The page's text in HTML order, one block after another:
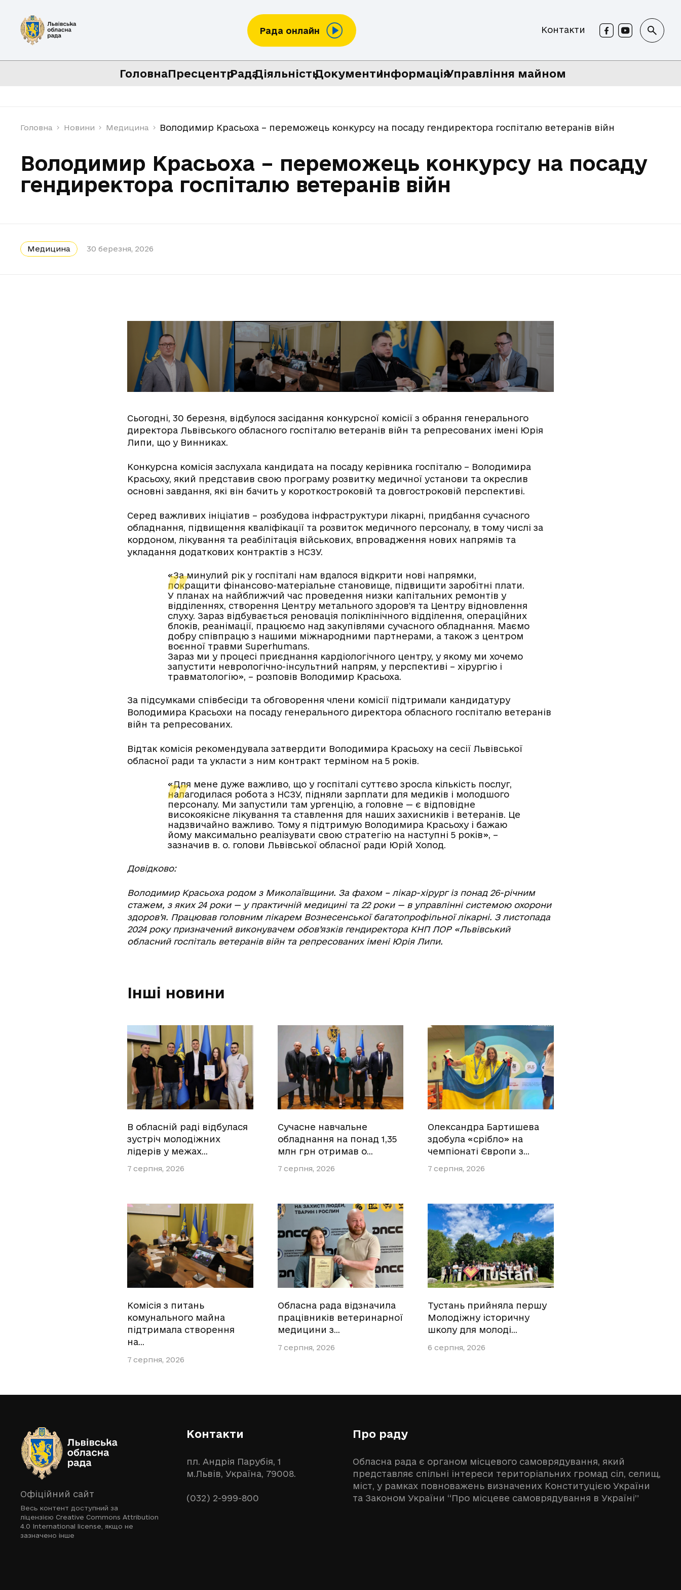
Рада онлайн Контакти
ГоловнаПресцентрРадаДіяльністьДокументиІнформаціяУправління майном
Головна Новини Медицина Володимир Красьоха – переможець конкурсу на посаду гендиректора госпіталю ветеранів війн
Володимир Красьоха – переможець конкурсу на посаду
гендиректора госпіталю ветеранів війн
Медицина 30 березня, 2026
Сьогодні, 30 березня, відбулося засідання конкурсної комісії з обрання генерального
директора Львівського обласного госпіталю ветеранів війн та репресованих імені Юрія
Липи, що у Винниках.
Конкурсна комісія заслухала кандидата на посаду керівника госпіталю – Володимира
Красьоху, який представив свою програму розвитку медичної установи та окреслив
основні завдання, які він бачить у короткостроковій та довгостроковій перспективі.
Серед важливих ініціатив – розбудова інфраструктури лікарні, придбання сучасного
обладнання, підвищення кваліфікації та розвиток медичного персоналу, в тому числі за
кордоном, лікування та реабілітація військових, впровадження нових напрямів та
укладання додаткових контрактів з НСЗУ.
«За минулий рік у госпіталі нам вдалося відкрити нові напрямки,
покращити фінансово-матеріальне становище, підвищити заробітні плати.
У планах на найближчий час проведення низки капітальних ремонтів у
відділеннях, створення Центру метального здоров’я та Центру відновлення
слуху. Зараз відбувається реновація поліклінічного відділення, операційних
блоків, реанімації, працюємо над закупівлями сучасного обладнання. Маємо
добру співпрацю з нашими міжнародними партнерами, а також з центром
воєнної травми Superhumans.
Зараз ми у процесі приєднання кардіологічного центру, у якому ми хочемо
запустити неврологічно-інсультний напрям, у перспективі – хірургію і
травматологію», – розповів Володимир Красьоха.
За підсумками співбесіди та обговорення члени комісії підтримали кандидатуру
Володимира Красьохи на посаду генерального директора обласного госпіталю ветеранів
війн та репресованих.
Відтак комісія рекомендувала затвердити Володимира Красьоху на сесії Львівської
обласної ради та укласти з ним контракт терміном на 5 років.
«Для мене дуже важливо, що у госпіталі суттєво зросла кількість послуг,
налагодилася робота з НСЗУ, підняли зарплати для медиків і молодшого
персоналу. Ми запустили там ургенцію, а головне — є відповідне
високоякісне лікування та ставлення для наших захисників і ветеранів. Це
надзвичайно важливо. Тому я підтримую Володимира Красьоху і бажаю
йому максимально реалізувати свою стратегію на наступні 5 років», –
зазначив в. о. голови Львівської обласної ради Юрій Холод.
Довідково:
Володимир Красьоха родом з Миколаївщини. За фахом – лікар-хірург із понад 26-річним
стажем, з яких 24 роки — у практичній медицині та 22 роки — в управлінні системою охорони
здоров’я. Працював головним лікарем Вознесенської багатопрофільної лікарні. З листопада
2024 року призначений виконувачем обов’язків гендиректора КНП ЛОР «Львівський
обласний госпіталь ветеранів війн та репресованих імені Юрія Липи.
Інші новини
В обласній раді відбулася
зустріч молодіжних
лідерів у межах…
7 серпня, 2026
Сучасне навчальне
обладнання на понад 1,35
млн грн отримав о…
7 серпня, 2026
Олександра Бартишева
здобула «срібло» на
чемпіонаті Європи з…
7 серпня, 2026
Комісія з питань
комунального майна
підтримала створення
на…
7 серпня, 2026
Обласна рада відзначила
працівників ветеринарної
медицини з…
7 серпня, 2026
Тустань прийняла першу
Молодіжну історичну
школу для молоді…
6 серпня, 2026
Офіційний сайт
Весь контент доступний за
ліцензією Creative Commons Attribution
4.0 International license , якщо не
зазначено інше
Контакти
пл. Андрія Парубія, 1
м.Львів, Україна, 79008.
(032) 2-999-800
Про раду
Обласна рада є органом місцевого самоврядування, який
представляє спільні інтереси територіальних громад сіл, селищ,
міст, у рамках повноважень визначених Конституцією України
та Законом України “Про місцеве самоврядування в Україні”